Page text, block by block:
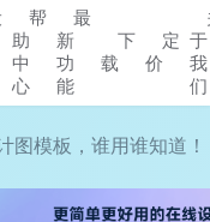
帮
助
中
心
最
新
功
能
下
载
定
价
于
我
们
图模板，谁用谁知道！